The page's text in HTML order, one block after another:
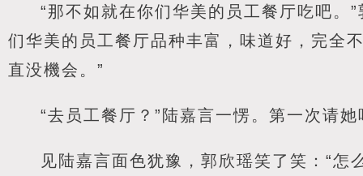
“那不如就在你们华美的员工餐厅吃吧。
们华美的员工餐厅品种丰富，味道好，完全
直没機会。”
“去员工餐厅？”陆嘉言一愣。第一次请
见陆嘉言面色犹豫，郭欣瑶笑了笑：“